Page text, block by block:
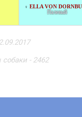
♀ ELLA VON
Палевый
собаки - 2462